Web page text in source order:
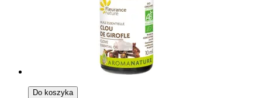
Do koszyka